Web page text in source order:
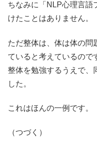
ちなみに「NLP心理言語
けたことはありません。
ただ整体は、体は体の問
ていると考えているので
整体を勉強するうえで、
した。
これはほんの一例です。
（つづく）